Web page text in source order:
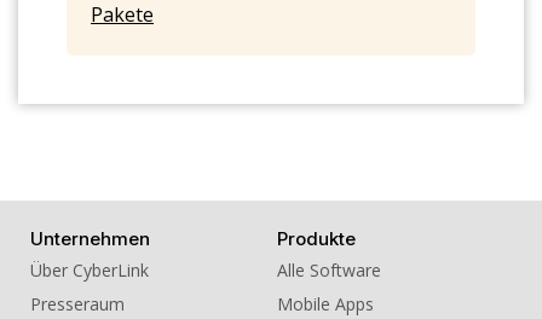
Pakete
Unternehmen
Über CyberLink
Presseraum
Produkte
Alle Software
Mobile Apps